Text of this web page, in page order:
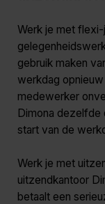
Werk je met
gebruik maken
werkdag
medewerker
Dimona dezelfde
start van de
Werk je met
uitzendkantoor
betaalt een